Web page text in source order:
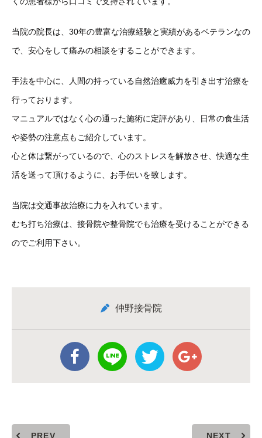
当院の院長は、30年の豊富な治療経験と実績があるベテランなの
で、安心をして痛みの相談をすることができます。
手法を中心に、人間の持っている自然治癒威力を引き出す治療を
行っております。
マニュアルではなく心の通った施術に定評があり、日常の食生活
や姿勢の注意点もご紹介しています。
心と体は繋がっているので、心のストレスを解放させ、快適な生
活を送って頂けるように、お手伝いを致します。
当院は交通事故治療に力を入れています。
むち打ち治療は、接骨院や整骨院でも治療を受けることができる
のでご利用下さい。
仲野接骨院
PREV NEXT